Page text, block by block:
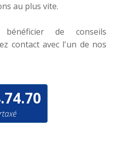
au plus vite.
de conseils
contact avec l'un de nos